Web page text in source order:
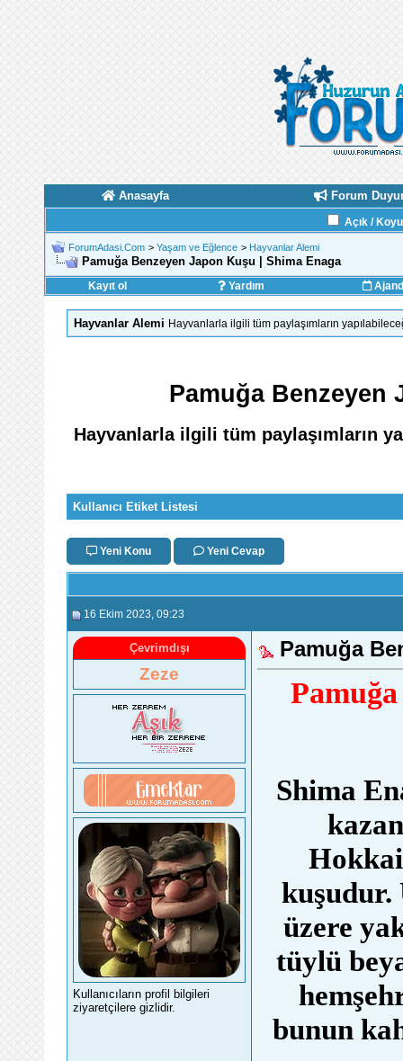
Anasayfa Forum
Açık /
ForumAdasi.Com > Yaşam ve Eğlence > Hayvanlar Alemi
Pamuğa Benzeyen Japon Kuşu | Shima Enaga
Kayıt ol Yardım
Hayvanlar Alemi Hayvanlarla ilgili tüm paylaşımların
Pamuğa Benzeyen
Hayvanlarla ilgili tüm paylaşımların
Kullanıcı Etiket Listesi
Yeni Konu Yeni Cevap
16 Ekim 2023 , 09:23
Çevrimdışı
Zeze
Kullanıcıların profil bilgileri
ziyaretçilere gizlidir.
Pamuğa
Shima
kuşudur.
üzere
tüylü
bunun